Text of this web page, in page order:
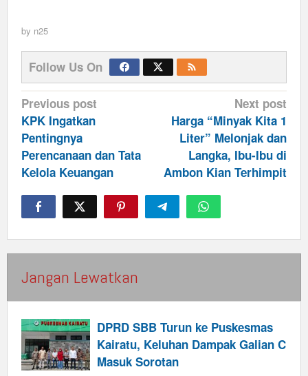
by n25
Follow Us On
Post
navigation
Previous post
KPK Ingatkan
Pentingnya
Perencanaan dan Tata
Kelola Keuangan
Next post
Harga “Minyak Kita 1
Liter” Melonjak dan
Langka, Ibu-Ibu di
Ambon Kian Terhimpit
Jangan Lewatkan
DPRD SBB Turun ke Puskesmas
Kairatu, Keluhan Dampak Galian C
Masuk Sorotan